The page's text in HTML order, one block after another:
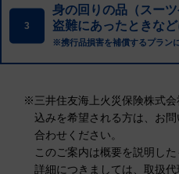
3
身の回りの品（スー
盗難にあったときなど
※携行品損害を補償するプラン
※三井住友海上火災保険株式
込みを希望される方は、お
合わせください。
このご案内は概要を説明した
詳細につきましては、取扱